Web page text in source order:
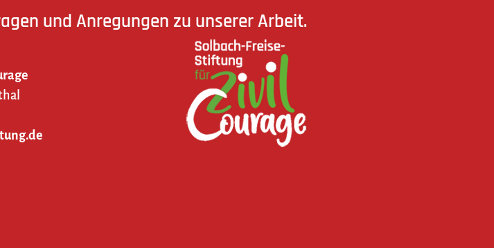
und Anregungen zu unserer Arbeit.